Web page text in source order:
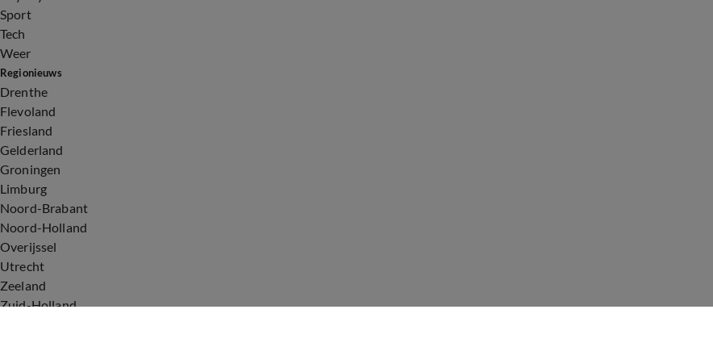
Sport
Tech
Weer
Regionieuws
Drenthe
Flevoland
Friesland
Gelderland
Groningen
Limburg
Noord-Brabant
Noord-Holland
Overijssel
Utrecht
Zeeland
Zuid-Holland